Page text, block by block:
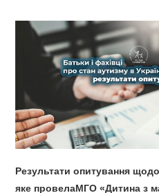
Результати опитування щодо
яке провелаМГО «Дитина з